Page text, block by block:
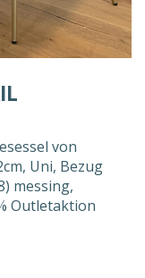
von
Uni, Bezug
messing,
Outletaktion